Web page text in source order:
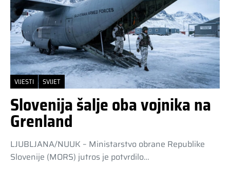
VIJESTI SVIJET
Slovenija šalje oba vojnika na
Grenland
LJUBLJANA/NUUK – Ministarstvo obrane Republike
Slovenije (MORS) jutros je potvrdilo…